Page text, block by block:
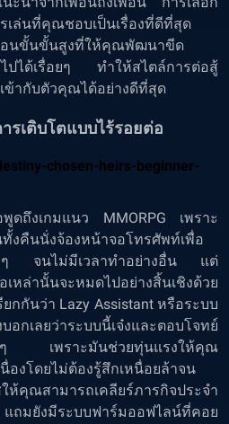
เล่นที่คุณชอบเป็นเรื่องที่ดีที่สุด
ลื่อนขั้นขั้นสูงที่ให้คุณพัฒนาขีด
ไปได้เรื่อยๆ ทำให้สไตล์การต่อสู้
ากับตัวคุณได้อย่างดีที่สุด
รเติบโตแบบไร้รอยต่อ
ดถึงเกมแนว MMORPG เพราะ
ทั้งคืนนั่งจ้องหน้าจอโทรศัพท์เพื่อ
ำๆ จนไม่มีเวลาทำอย่างอื่น แต่
หล่านั้นจะหมดไปอย่างสิ้นเชิงด้วย
กกันว่า Lazy Assistant หรือระบบ
กเลยว่าระบบนี้เจ๋งและตอบโจทย์
ๆ เพราะมันช่วยทุ่นแรงให้คุณ
องโดยไม่ต้องรู้สึกเหนื่อยล้าจน
ห้คุณสามารถเคลียร์ภารกิจประจำ
ถมยังมีระบบฟาร์มออฟไลน์ที่คอย